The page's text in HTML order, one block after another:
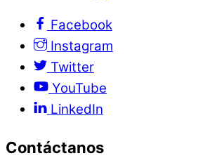
Facebook
Instagram
Twitter
YouTube
LinkedIn
Contáctanos